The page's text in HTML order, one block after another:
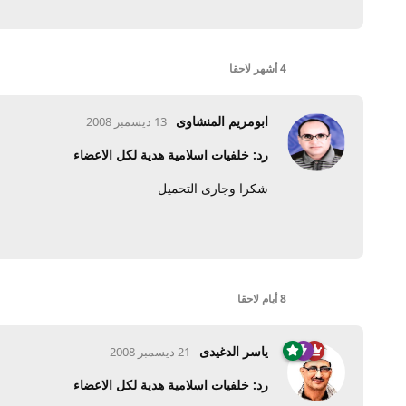
4 أشهر لاحقا
ابومريم المنشاوى 13 ديسمبر 2008
رد: خلفيات اسلامية هدية لكل الاعضاء
شكرا وجارى التحميل
8 أيام لاحقا
ياسر الدغيدى 21 ديسمبر 2008
رد: خلفيات اسلامية هدية لكل الاعضاء